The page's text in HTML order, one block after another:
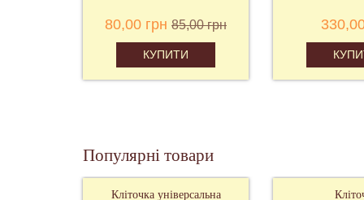
80,00 грн 85,00 грн
КУПИТИ
Популярні товари
Кліточка універсальна